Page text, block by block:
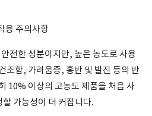
용 주의사항
전한 성분이지만, 높은 농도로 사용
조함, 가려움증, 홍반 및 발진 등의 반
10% 이상의 고농도 제품을 처음 사
가능성이 더 커집니다.